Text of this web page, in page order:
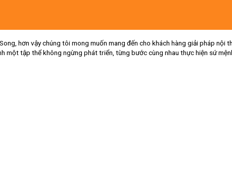
hơn vậy chúng tôi mong muốn mang đến cho khách hàng giải pháp nội
một tập thể không ngừng phát triển, từng bước cùng nhau thực hiện sứ